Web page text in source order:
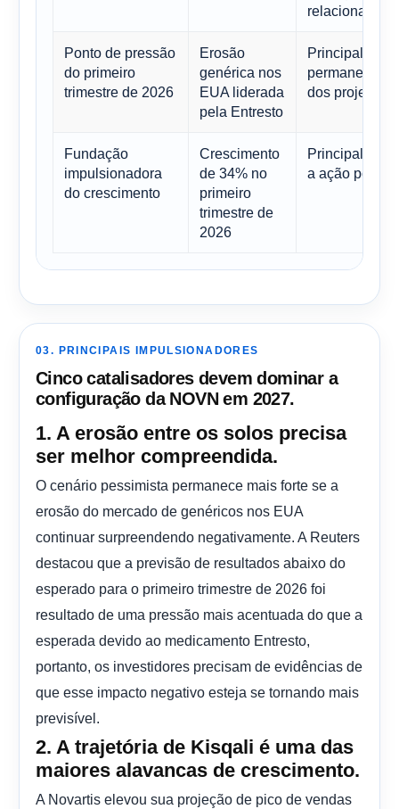
relacionados
Ponto de pressão
do primeiro
trimestre de 2026
Erosão
genérica nos
EUA liderada
pela Entresto
Principal
permanecem
dos projetos
Fundação
impulsionadora
do crescimento
Crescimento
de 34% no
primeiro
trimestre de
2026
Principal
a ação pode
03. PRINCIPAIS IMPULSIONADORES
Cinco catalisadores devem dominar a
configuração da NOVN em 2027.
1. A erosão entre os solos precisa
ser melhor compreendida.
O cenário pessimista permanece mais forte se a
erosão do mercado de genéricos nos EUA
continuar surpreendendo negativamente. A Reuters
destacou que a previsão de resultados abaixo do
esperado para o primeiro trimestre de 2026 foi
resultado de uma pressão mais acentuada do que a
esperada devido ao medicamento Entresto,
portanto, os investidores precisam de evidências de
que esse impacto negativo esteja se tornando mais
previsível.
2. A trajetória de Kisqali é uma das
maiores alavancas de crescimento.
A Novartis elevou sua projeção de pico de vendas